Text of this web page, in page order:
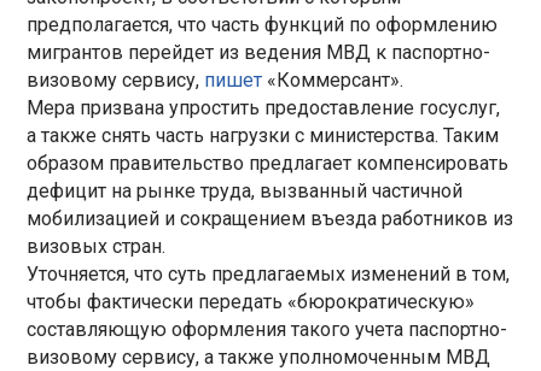
предполагается, что часть функций по оформлению
мигрантов перейдет из ведения МВД к паспортно-
визовому сервису, пишет «Коммерсант».
Мера призвана упростить предоставление госуслуг,
а также снять часть нагрузки с министерства. Таким
образом правительство предлагает компенсировать
дефицит на рынке труда, вызванный частичной
мобилизацией и сокращением въезда работников из
визовых стран.
Уточняется, что суть предлагаемых изменений в том,
чтобы фактически передать «бюрократическую»
составляющую оформления такого учета паспортно-
визовому сервису, а также уполномоченным МВД